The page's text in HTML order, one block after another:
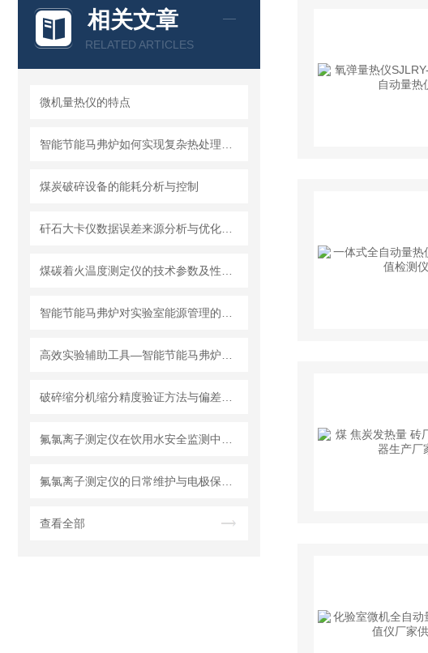
相关文章
RELATED ARTICLES
微机量热仪的特点
煤炭破碎设备的能耗分析与控制
查看全部